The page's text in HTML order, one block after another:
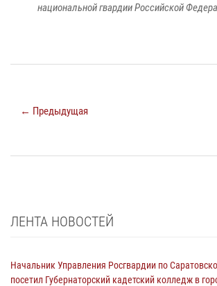
национальной гвардии Российской
← Предыдущая
ЛЕНТА НОВОСТЕЙ
Начальник Управления Росгвардии по
посетил Губернаторский кадетский колледж в